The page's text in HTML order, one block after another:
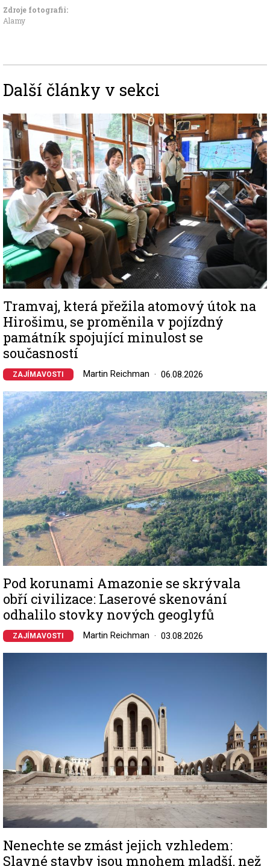
Zdroje fotografii:
Alamy
Další články v sekci
Image
Tramvaj, která přežila atomový útok na
Hirošimu, se proměnila v pojízdný
památník spojující minulost se
současností
ZAJÍMAVOSTI Martin Reichman 06.08.2026
Image
Pod korunami Amazonie se skrývala
obří civilizace: Laserové skenování
odhalilo stovky nových geoglyfů
ZAJÍMAVOSTI Martin Reichman 03.08.2026
Nenechte se zmást jejich vzhledem:
Slavné stavby jsou mnohem mladší, než